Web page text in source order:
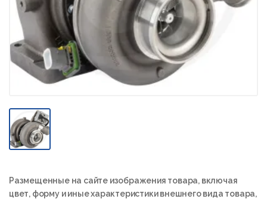
Размещенные на сайте изображения товара, включая
цвет, форму и иные характеристики внешнего вида товара,